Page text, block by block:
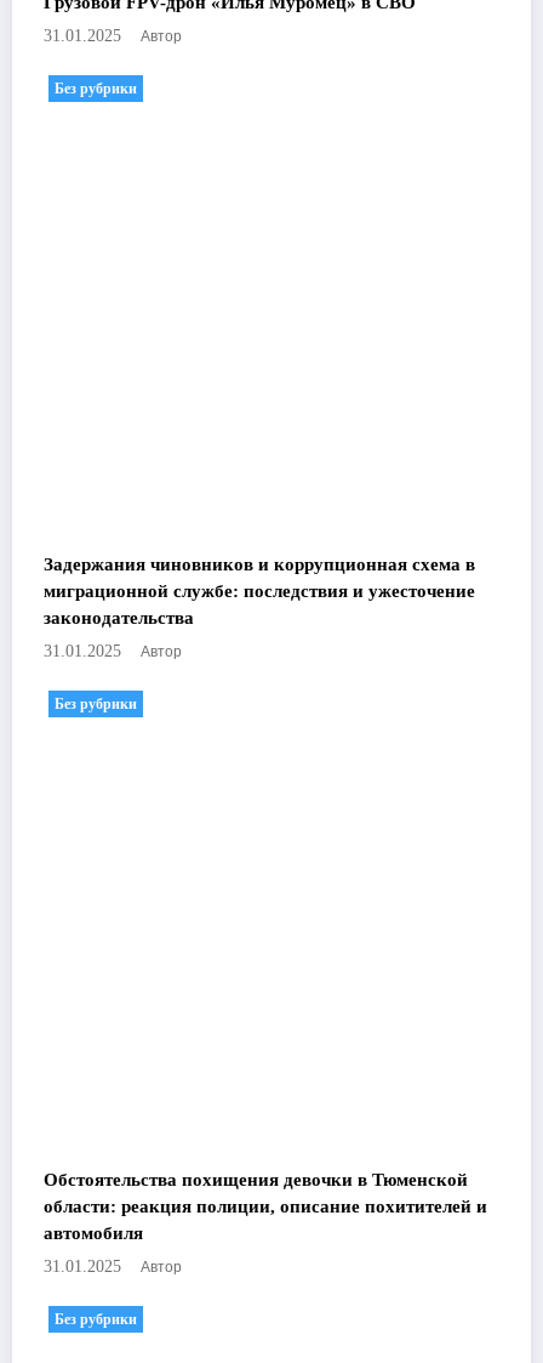
31.01.2025 Автор
Без рубрики
Задержания чиновников и коррупционная схема в
миграционной службе: последствия и ужесточение
законодательства
31.01.2025 Автор
Без рубрики
Обстоятельства похищения девочки в Тюменской
области: реакция полиции, описание похитителей и
автомобиля
31.01.2025 Автор
Без рубрики